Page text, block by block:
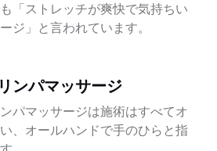
「ストレッチが爽快で気持ちい
ジ」と言われています。
ンパマッサージ
パマッサージは施術はすべてオ
、オールハンドで手のひらと指